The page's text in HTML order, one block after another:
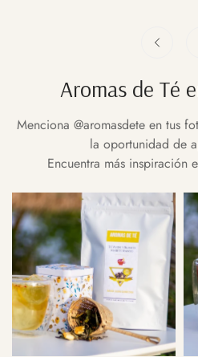
Aromas de Té
Menciona @aromasdete en tus
la oportunidad de
Encuentra más inspiración